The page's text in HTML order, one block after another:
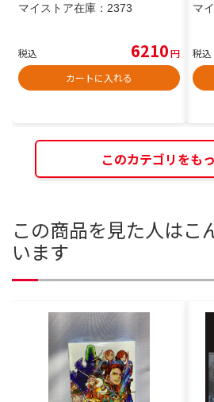
マイストア在庫： 2373
税込 6210円
カートに入れる
マ
税込
このカテゴリをも
この商品を見た人はこ
います